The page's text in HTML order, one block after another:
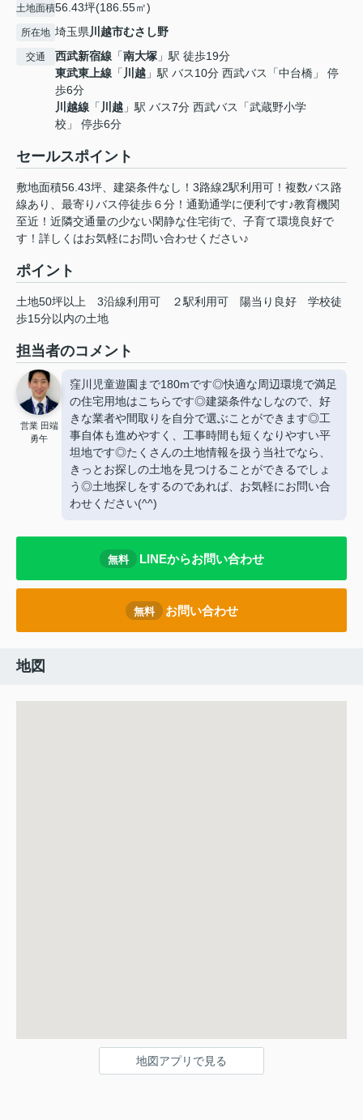
土地面積56.43坪(186.55㎡)
所在地 埼玉県川越市むさし野
交通 西武新宿線 「南大塚 」駅 徒歩19分
東武東上線 「 川越 」駅 バス10分 西武バス「中台橋」 停
歩6分
川越線 「 川越 」駅 バス7分 西武バス「武蔵野小学
校」 停歩6分
セールスポイント
敷地面積56.43坪、建築条件なし！3路線2駅利用可！複数バス路
線あり、最寄りバス停徒歩６分！通勤通学に便利です♪教育機関
至近！近隣交通量の少ない閑静な住宅街で、子育て環境良好で
す！詳しくはお気軽にお問い合わせください♪
ポイント
土地50坪以上 3沿線利用可 ２駅利用可 陽当り良好
学校徒
歩15分以内の土地
担当者のコメント
営業 田端
勇午
窪川児童遊園まで180mです◎快適な周辺環境で満足
の住宅用地はこちらです◎建築条件なしなので、好
きな業者や間取りを自分で選ぶことができます◎工
事自体も進めやすく、工事時間も短くなりやすい平
坦地です◎たくさんの土地情報を扱う当社でなら、
きっとお探しの土地を見つけることができるでしょ
う◎土地探しをするのであれば、お気軽にお問い合
わせください(^^)
無料 LINEからお問い合わせ
無料 お問い合わせ
地図
地図アプリで見る